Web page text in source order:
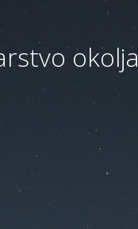
okolja